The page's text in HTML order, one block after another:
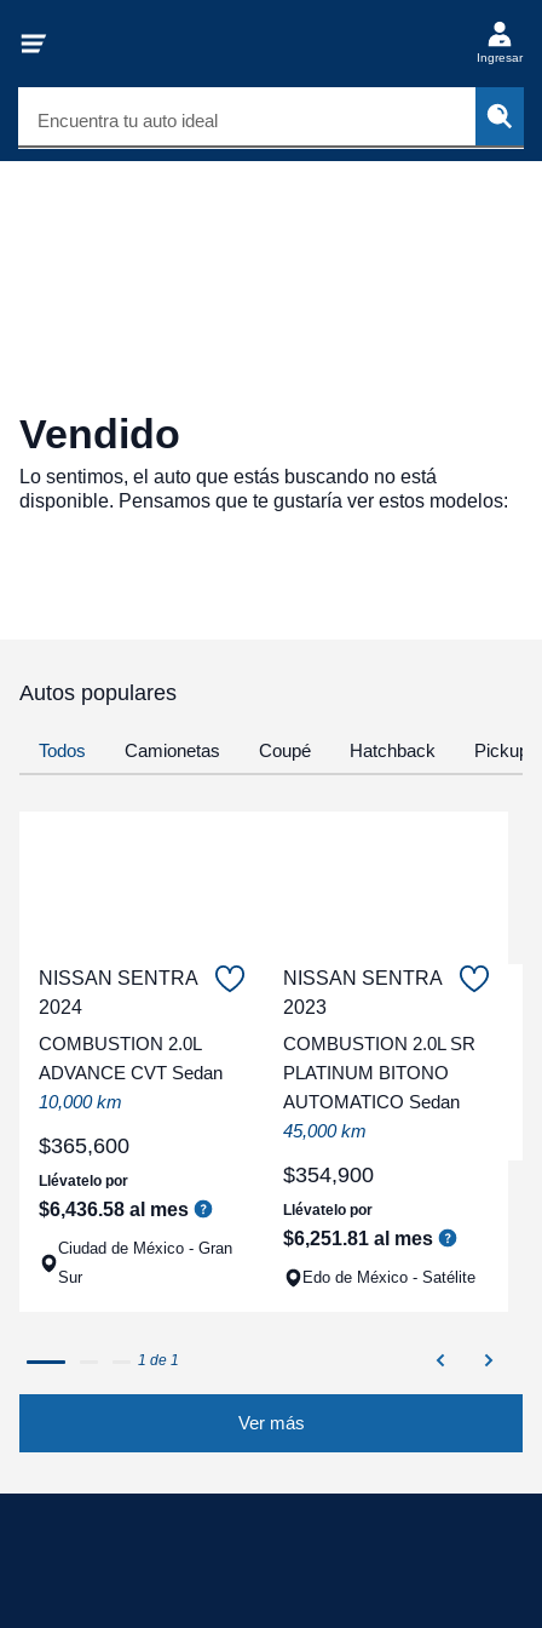
Ingresar
Encuentra tu auto ideal
Vendido
Lo sentimos, el auto que estás buscando no está
disponible. Pensamos que te gustaría ver estos modelos:
Autos populares
Todos Camionetas Coupé Hatchback Pickup
NISSAN SENTRA
2024
COMBUSTION 2.0L
ADVANCE CVT Sedan
10,000 km
$365,600
Llévatelo por
$6,436.58 al mes
Ciudad de México - Gran
Sur
NISSAN SENTRA
2023
COMBUSTION 2.0L SR
PLATINUM BITONO
AUTOMATICO Sedan
45,000 km
$354,900
Llévatelo por
$6,251.81 al mes
Edo de México - Satélite
1 de 1
Ver más